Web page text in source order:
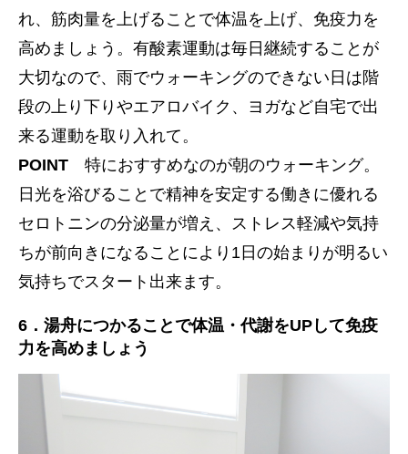
れ、筋肉量を上げることで体温を上げ、免疫力を
高めましょう。有酸素運動は毎日継続することが
大切なので、雨でウォーキングのできない日は階
段の上り下りやエアロバイク、ヨガなど自宅で出
来る運動を取り入れて。
POINT 特におすすめなのが朝のウォーキング。
日光を浴びることで精神を安定する働きに優れる
セロトニンの分泌量が増え、ストレス軽減や気持
ちが前向きになることにより1日の始まりが明るい
気持ちでスタート出来ます。
6． 湯舟につかることで体温・代謝をUPして免疫
力を高めましょう